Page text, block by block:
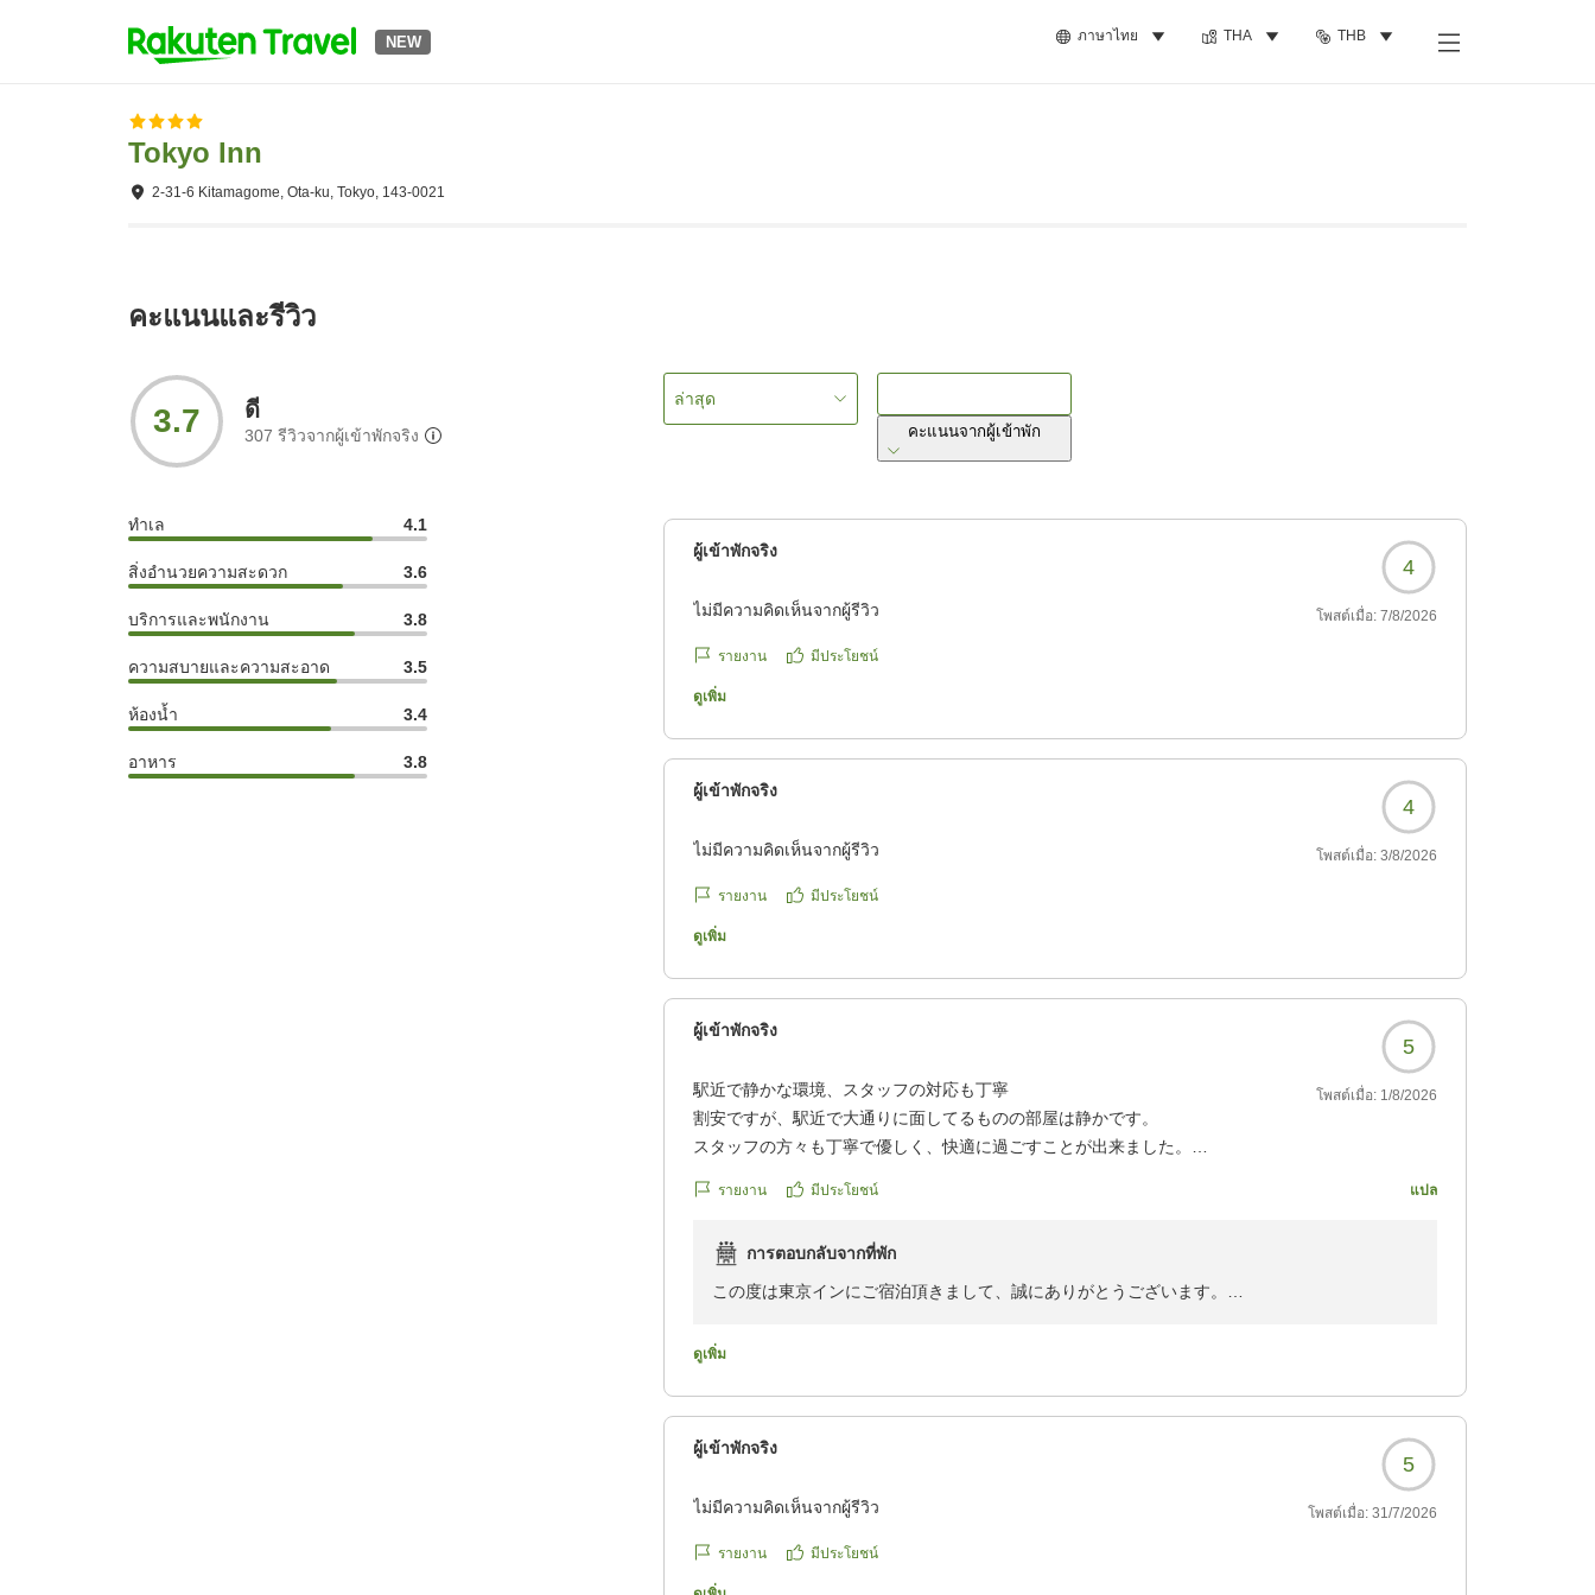
NEW ภาษาไทย THA THB
Tokyo Inn
2-31-6 Kitamagome, Ota-ku, Tokyo, 143-0021
คะแนนและรีวิว
3.7 ดี
307 รีวิวจากผู้เข้าพักจริง
ทำเล 4.1
สิ่งอำนวยความสะดวก 3.6
บริการและพนักงาน 3.8
ความสบายและความสะอาด 3.5
ห้องน้ำ 3.4
อาหาร 3.8
ล่าสุด
คะแนนจากผู้เข้าพัก
ผู้เข้าพักจริง
4
ไม่มีความคิดเห็นจากผู้รีวิว โพสต์เมื่อ: 7/8/2026
รายงาน มีประโยชน์
ดูเพิ่ม
ผู้เข้าพักจริง
4
ไม่มีความคิดเห็นจากผู้รีวิว โพสต์เมื่อ: 3/8/2026
รายงาน มีประโยชน์
ดูเพิ่ม
ผู้เข้าพักจริง
5
駅近で静かな環境、スタッフの対応も丁寧
割安ですが、駅近で大通りに面してるものの部屋は静かです。
スタッフの方々も丁寧で優しく、快適に過ごすことが出来ました。
https://review.travel.rakuten.co.jp/hotel/voice/802?
โพสต์เมื่อ: 1/8/2026
รายงาน มีประโยชน์ แปล
การตอบกลับจากที่พัก
この度は東京インにご宿泊頂きまして、誠にありがとうございます。
お客様に喜んでいただきまして大変嬉しく思っております。
ดูเพิ่ม
ผู้เข้าพักจริง
5
ไม่มีความคิดเห็นจากผู้รีวิว โพสต์เมื่อ: 31/7/2026
รายงาน มีประโยชน์